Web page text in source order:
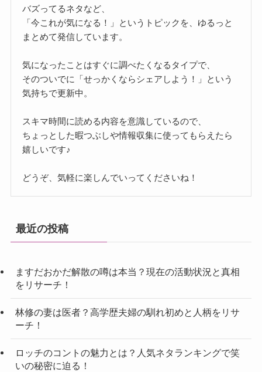
バズってるネタなど、
「今これが気になる！」というトピックを、ゆるっと
まとめて発信しています。
気になったことはすぐに調べたくなるタイプで、
そのついでに「せっかくならシェアしよう！」という
気持ちで更新中。
スキマ時間に読める内容を意識しているので、
ちょっとした暇つぶしや情報収集に使ってもらえたら
嬉しいです♪
どうぞ、気軽に楽しんでいってくださいね！
最近の投稿
ますだおかだ解散の噂は本当？現在の活動状況と真相
をリサーチ！
林修の妻は医者？高学歴夫婦の馴れ初めと人柄をリサ
ーチ！
ロッチのコントの魅力とは？人気ネタランキングで笑
いの秘密に迫る！